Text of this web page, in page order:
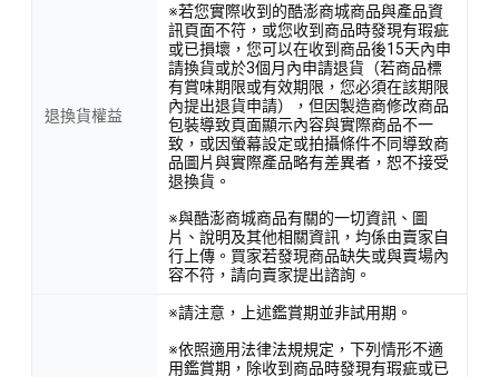
退換貨權益
※若您實際收到的酷澎商城商品與產品資
訊頁面不符，或您收到商品時發現有瑕疵
或已損壞，您可以在收到商品後15天內申
請換貨或於3個月內申請退貨（若商品標
有賞味期限或有效期限，您必須在該期限
內提出退貨申請），但因製造商修改商品
包裝導致頁面顯示內容與實際商品不一
致，或因螢幕設定或拍攝條件不同導致商
品圖片與實際產品略有差異者，恕不接受
退換貨。
※與酷澎商城商品有關的一切資訊、圖
片、說明及其他相關資訊，均係由賣家自
行上傳。買家若發現商品缺失或與賣場內
容不符，請向賣家提出諮詢。
※請注意，上述鑑賞期並非試用期。
※依照適用法律法規規定，下列情形不適
用鑑賞期，除收到商品時發現有瑕疵或已